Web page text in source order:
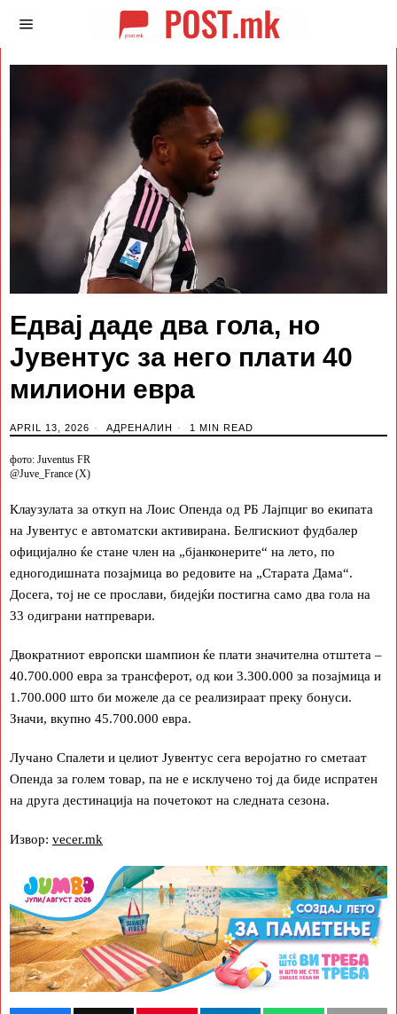
Едвај даде два гола, но
Јувентус за него плати 40
милиони евра
APRIL 13, 2026 АДРЕНАЛИН 1 MIN READ
фото: Juventus FR
@Juve_France (X)
Клаузулата за откуп на Лоис Опенда од РБ Лајпциг во екипата
на Јувентус е автоматски активирана. Белгискиот фудбалер
официјално ќе стане член на „бјанконерите“ на лето, по
едногодишната позајмица во редовите на „Старата Дама“.
Досега, тој не се прослави, бидејќи постигна само два гола на
33 одиграни натпревари.
Двократниот европски шампион ќе плати значителна отштета –
40.700.000 евра за трансферот, од кои 3.300.000 за позајмица и
1.700.000 што би можеле да се реализираат преку бонуси.
Значи, вкупно 45.700.000 евра.
Лучано Спалети и целиот Јувентус сега веројатно го сметаат
Опенда за голем товар, па не е исклучено тој да биде испратен
на друга дестинација на почетокот на следната сезона.
Извор: vecer.mk